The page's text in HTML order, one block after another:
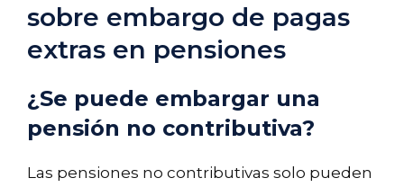
sobre embargo de pagas
extras en pensiones
¿Se puede embargar una
pensión no contributiva?
Las pensiones no contributivas solo pueden